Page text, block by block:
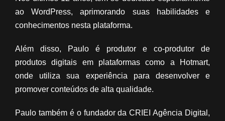
ao WordPress, aprimorando suas habilidades e
conhecimentos nesta plataforma.
Além disso, Paulo é produtor e co-produtor de
produtos digitais em plataformas como a Hotmart,
onde utiliza sua experiência para desenvolver e
promover conteúdos de alta qualidade.
Paulo também é o fundador da CRIEI Agência Digital,